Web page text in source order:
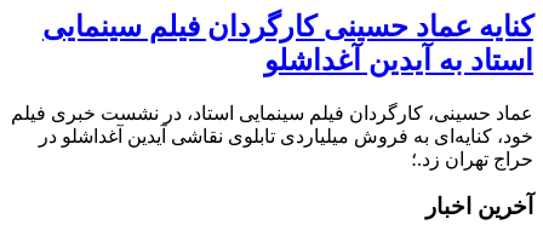
کنایه عماد حسینی کارگردان فیلم سینمایی
استاد به آیدین آغداشلو
عماد حسینی، کارگردان فیلم سینمایی استاد، در نشست خبری فیلم
خود، کنایه‌ای به فروش میلیاردی تابلوی نقاشی آیدین آغداشلو در
حراج تهران زد.؛
آخرین اخبار